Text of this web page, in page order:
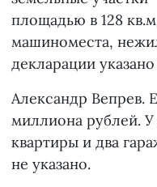
площадью в 128
машиноместа,
декларации
Александр Вепрев.
миллиона рублей. У
квартиры и два
не указано.